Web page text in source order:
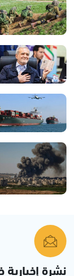
نشرة